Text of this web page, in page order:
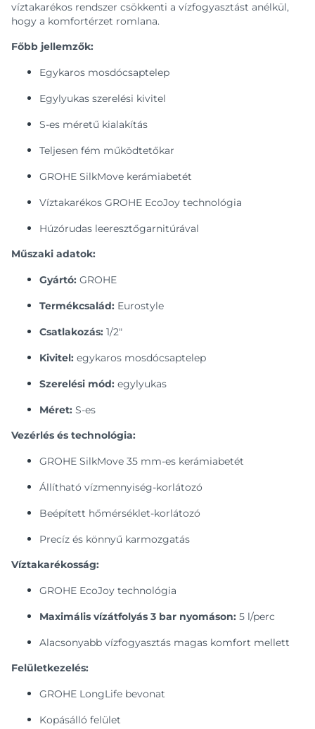
víztakarékos rendszer csökkenti a vízfogyasztást anélkül,
hogy a komfortérzet romlana.
Főbb jellemzők:
Egykaros mosdócsaptelep
Egylyukas szerelési kivitel
S-es méretű kialakítás
Teljesen fém működtetőkar
GROHE SilkMove kerámiabetét
Víztakarékos GROHE EcoJoy technológia
Húzórudas leeresztőgarnitúrával
Műszaki adatok:
Gyártó: GROHE
Termékcsalád: Eurostyle
Csatlakozás: 1/2"
Kivitel: egykaros mosdócsaptelep
Szerelési mód: egylyukas
Méret: S-es
Vezérlés és technológia:
GROHE SilkMove 35 mm-es kerámiabetét
Állítható vízmennyiség-korlátozó
Beépített hőmérséklet-korlátozó
Precíz és könnyű karmozgatás
Víztakarékosság:
GROHE EcoJoy technológia
Maximális vízátfolyás 3 bar nyomáson: 5 l/perc
Alacsonyabb vízfogyasztás magas komfort mellett
Felületkezelés:
GROHE LongLife bevonat
Kopásálló felület